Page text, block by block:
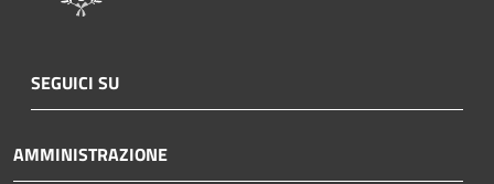
SEGUICI SU
AMMINISTRAZIONE